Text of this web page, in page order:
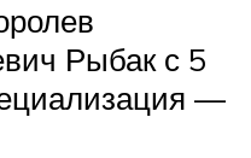
Рыбак с 5
—